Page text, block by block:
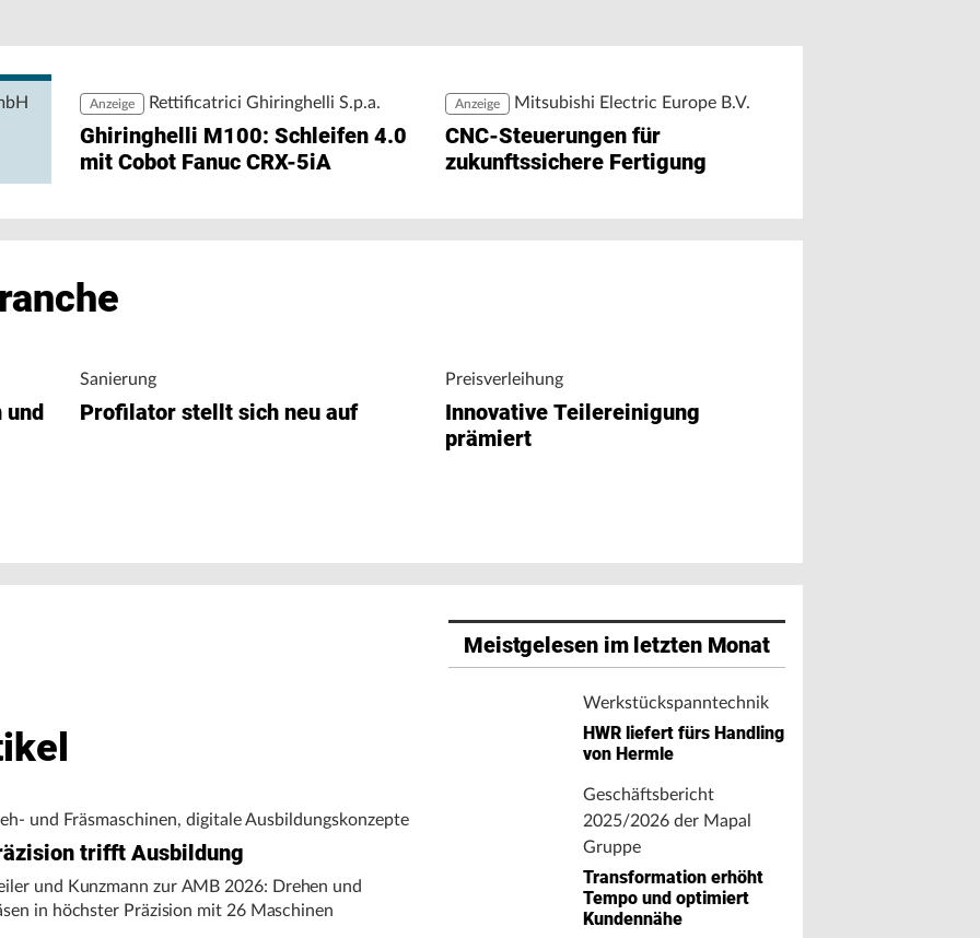
ermöglicht den direkten Zugriff auf
bei der Analyse von
Anzeige Rettificatrici Ghiringhelli S.p.a.
Ghiringhelli M100: Schleifen 4.0
mit Cobot Fanuc CRX-5iA
Anzeige Mitsubishi Electric Europe B.V.
CNC-Steuerungen für
zukunftssichere Fertigung
und
Sanierung
Profilator stellt sich neu auf
Preisverleihung
Innovative Teilereinigung
prämiert
und Fräsmaschinen, digitale Ausbildungskonzepte
trifft Ausbildung
und Kunzmann zur AMB 2026: Drehen und
in höchster Präzision mit 26 Maschinen
Meistgelesen im letzten Monat
Werkstückspanntechnik
HWR liefert fürs Handling
von Hermle
Geschäftsbericht
2025/2026 der Mapal
Gruppe
Transformation erhöht
Tempo und optimiert
Kundennähe